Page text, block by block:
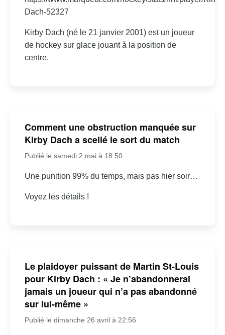
Dach-52327
Kirby Dach (né le 21 janvier 2001) est un joueur
de hockey sur glace jouant à la position de
centre.
Comment une obstruction manquée sur
Kirby Dach a scellé le sort du match
Publié le samedi 2 mai à 18:50
Une punition 99% du temps, mais pas hier soir…
Voyez les détails !
Le plaidoyer puissant de Martin St-Louis
pour Kirby Dach : « Je n’abandonnerai
jamais un joueur qui n’a pas abandonné
sur lui-même »
Publié le dimanche 26 avril à 22:56